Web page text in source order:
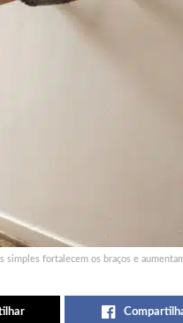
simples fortalecem os braços e